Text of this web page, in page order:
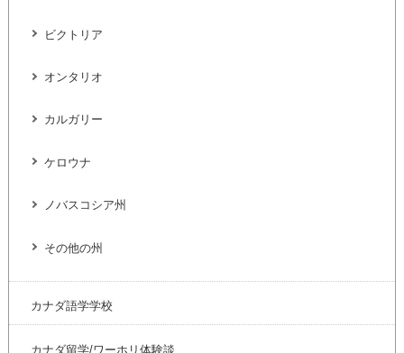
ビクトリア
オンタリオ
カルガリー
ケロウナ
ノバスコシア州
その他の州
カナダ語学学校
カナダ留学/ワーホリ体験談